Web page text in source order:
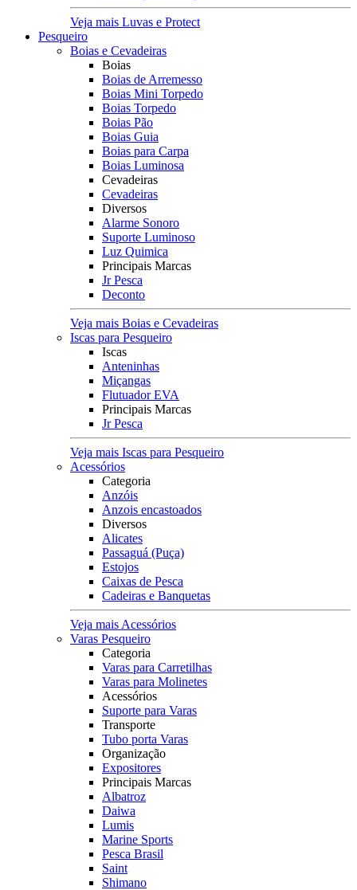
Veja mais Luvas e Protect
Pesqueiro
Boias e Cevadeiras
Boias
Boias de Arremesso
Boias Mini Torpedo
Boias Torpedo
Boias Pão
Boias Guia
Boias para Carpa
Boias Luminosa
Cevadeiras
Cevadeiras
Diversos
Alarme Sonoro
Suporte Luminoso
Luz Quimica
Principais Marcas
Jr Pesca
Deconto
Veja mais Boias e Cevadeiras
Iscas para Pesqueiro
Iscas
Anteninhas
Miçangas
Flutuador EVA
Principais Marcas
Jr Pesca
Veja mais Iscas para Pesqueiro
Acessórios
Categoria
Anzóis
Anzois encastoados
Diversos
Alicates
Passaguá (Puça)
Estojos
Caixas de Pesca
Cadeiras e Banquetas
Veja mais Acessórios
Varas Pesqueiro
Categoria
Varas para Carretilhas
Varas para Molinetes
Acessórios
Suporte para Varas
Transporte
Tubo porta Varas
Organização
Expositores
Principais Marcas
Albatroz
Daiwa
Lumis
Marine Sports
Pesca Brasil
Saint
Shimano